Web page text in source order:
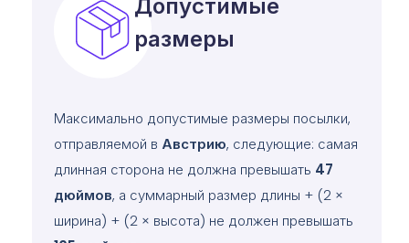
размеры
Максимально допустимые размеры посылки,
отправляемой в Австрию, следующие: самая
длинная сторона не должна превышать 47
дюймов, а суммарный размер длины + (2 ×
ширина) + (2 × высота) не должен превышать